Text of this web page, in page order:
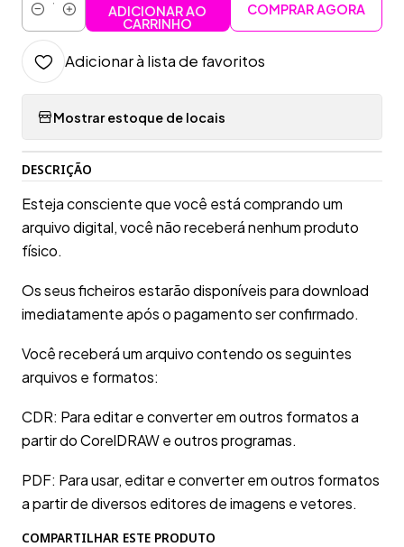
Quantidade
ADICIONAR AO
CARRINHO
COMPRAR AGORA
Adicionar à lista de favoritos
Mostrar estoque de locais
DESCRIÇÃO
Esteja consciente que você está comprando um
arquivo digital, você não receberá nenhum produto
físico.
Os seus ficheiros estarão disponíveis para download
imediatamente após o pagamento ser confirmado.
Você receberá um arquivo contendo os seguintes
arquivos e formatos:
CDR: Para editar e converter em outros formatos a
partir do CorelDRAW e outros programas.
PDF: Para usar, editar e converter em outros formatos
a partir de diversos editores de imagens e vetores.
COMPARTILHAR ESTE PRODUTO